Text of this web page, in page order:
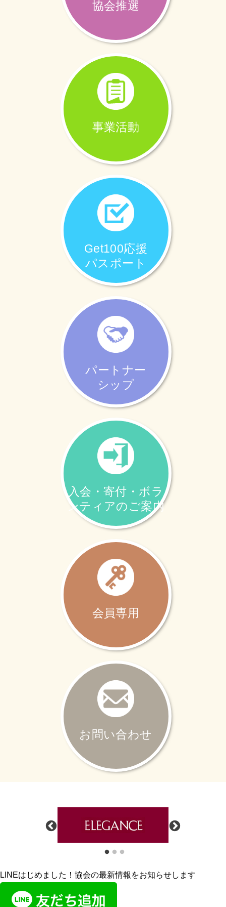
協会推選
事業活動
Get100応援
パスポート
パートナー
シップ
入会・寄付・ボラ
ンティアのご案内
会員専用
お問い合わせ
LINEはじめました！協会の最新情報をお知らせします